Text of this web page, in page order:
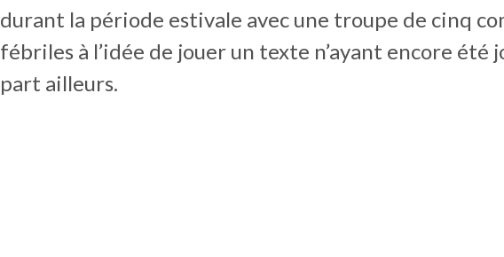
durant la période estivale avec une troupe de cinq
fébriles à l’idée de jouer un texte n’ayant encore été
part ailleurs.